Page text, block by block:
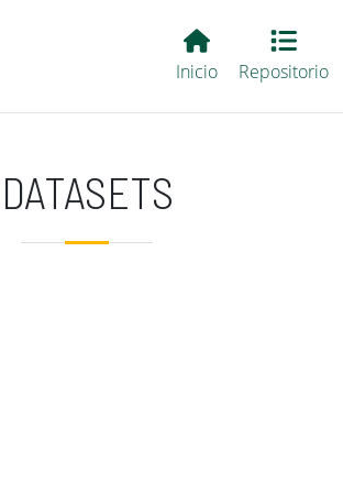
Main EvALL
Inicio Repositorio
DATASETS